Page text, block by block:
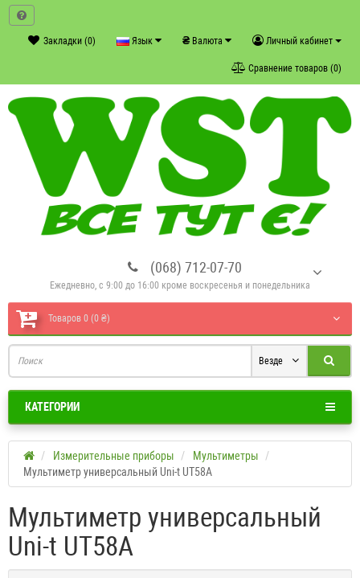
Личный кабинет
₴ Валюта
Язык
Закладки (0)
Сравнение товаров (0)
(068) 712-07-70
Ежедневно, с 9:00 до 16:00 кроме воскресенья и понедельника
Товаров 0 (0 ₴)
Везде
КАТЕГОРИИ
Измерительные приборы
Мультиметры
Мультиметр универсальный Uni-t UT58A
Мультиметр универсальный
Uni-t UT58A